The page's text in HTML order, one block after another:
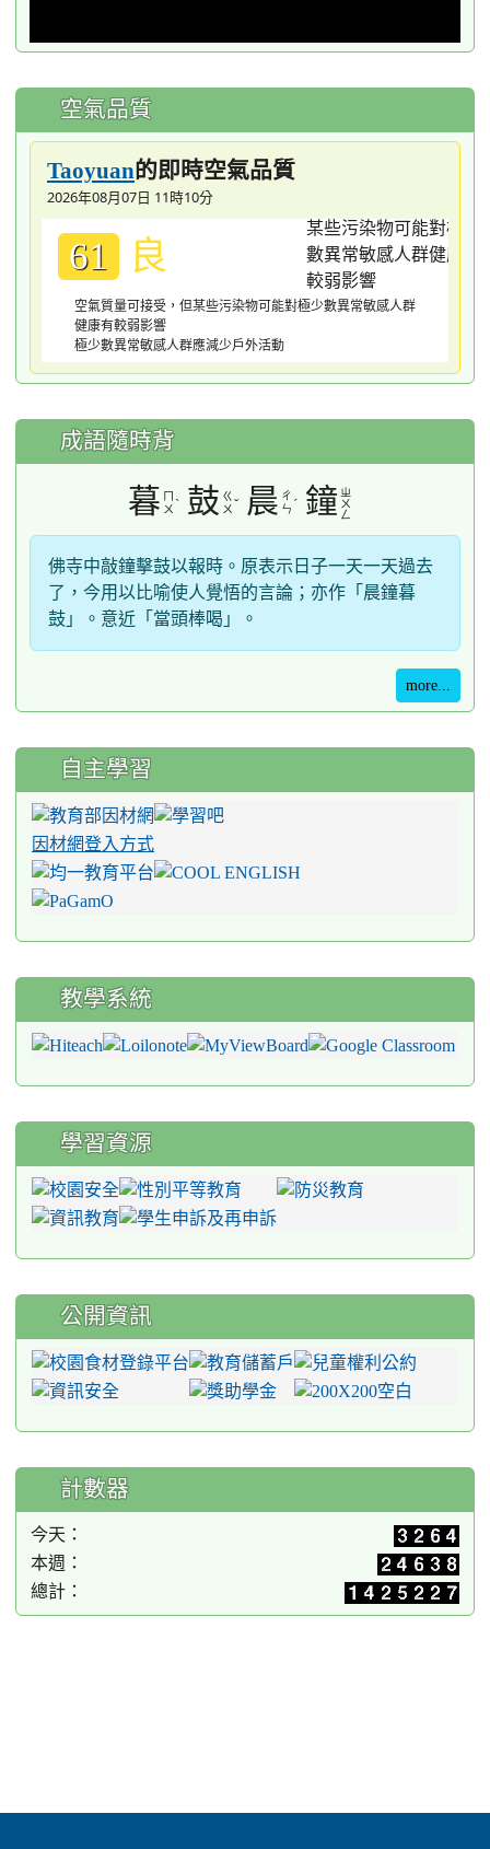
空氣品質
Taoyuan的即時空氣品質
2026年08月07日 11時10分
61 良
空氣質量可接受，但某些污染物可能對極少數異常敏感人群
健康有較弱影響
極少數異常敏感人群應減少戶外活動
成語隨時背
暮 ㄇ
ㄨ ˋ 鼓 ㄍ
ㄨˇ 晨 ㄔ
ㄣ ˊ 鐘 ㄓ
ㄨ
ㄥ
佛寺中敲鐘擊鼓以報時。原表示日子一天一天過去
了，今用以比喻使人覺悟的言論；亦作「晨鐘暮
鼓」。意近「當頭棒喝」。
more...
自主學習
因材網登入方式
教學系統
學習資源
公開資訊
計數器
今天：
本週：
總計：